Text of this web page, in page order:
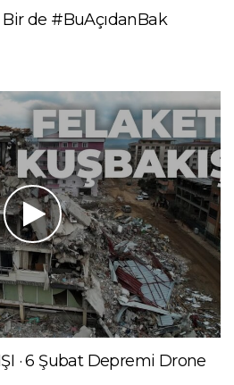
de #BuAçıdanBak
· 6 Şubat Depremi Drone